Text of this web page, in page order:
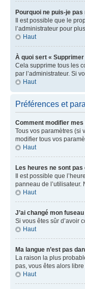
Pourquoi ne puis-je pas
Il est possible que le
l’administrateur pour
Haut
À quoi sert «
Cela supprime tous les
par l’administrateur. Si
Haut
Préférences et
Comment modifier
Tous vos paramètres (si
modifier tous vos
Haut
Les heures ne sont
Il est possible que
panneau de l’utilisateur.
Haut
J’ai changé mon
Si vous êtes sûr d’avoir
Haut
Ma langue n’est pas
La raison la plus
pas, vous êtes alors
Haut